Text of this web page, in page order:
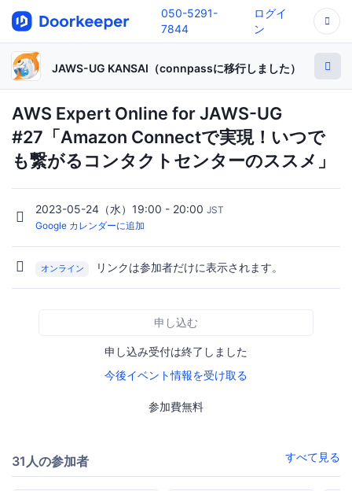
050-5291-
7844
ログイ
ン
JAWS-UG KANSAI（connpassに移行しました）
AWS Expert Online for JAWS-UG
#27「Amazon Connectで実現！いつで
も繋がるコンタクトセンターのススメ」
2023-05-24（水）19:00 - 20:00 JST
Google カレンダーに追加
オンライン リンクは参加者だけに表示されます。
申し込む
申し込み受付は終了しました
今後イベント情報を受け取る
参加費無料
31人の参加者 すべて見る